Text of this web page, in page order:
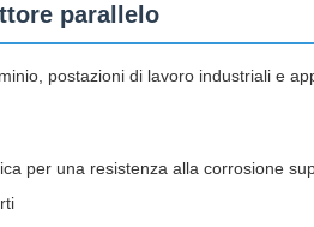
parallelo
postazioni di lavoro industriali e
per una resistenza alla corrosione